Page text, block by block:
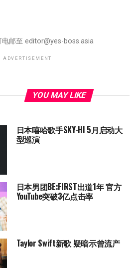
邮至 editor@yes-boss.asia
ADVERTISEMENT
YOU MAY LIKE
日本嘻哈歌手SKY-HI 5月启动大
型巡演
日本男团BE:FIRST出道1年 官方
YouTube突破3亿点击率
Taylor Swift新歌 疑暗示曾流产